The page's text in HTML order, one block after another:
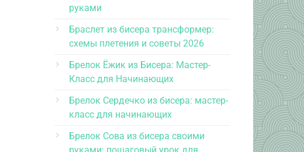
руками
Браслет из бисера трансформер:
схемы плетения и советы 2026
Брелок Ёжик из Бисера: Мастер-
Класс для Начинающих
Брелок Сердечко из бисера: мастер-
класс для начинающих
Брелок Сова из бисера своими